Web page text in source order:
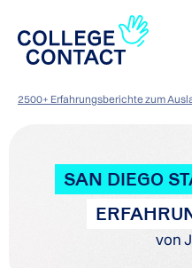
2500+ Erfahrungsberichte zum
SAN DIEGO
von